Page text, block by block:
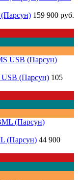
159 900 руб.
(Парсун) 105
(Парсун) 44 900